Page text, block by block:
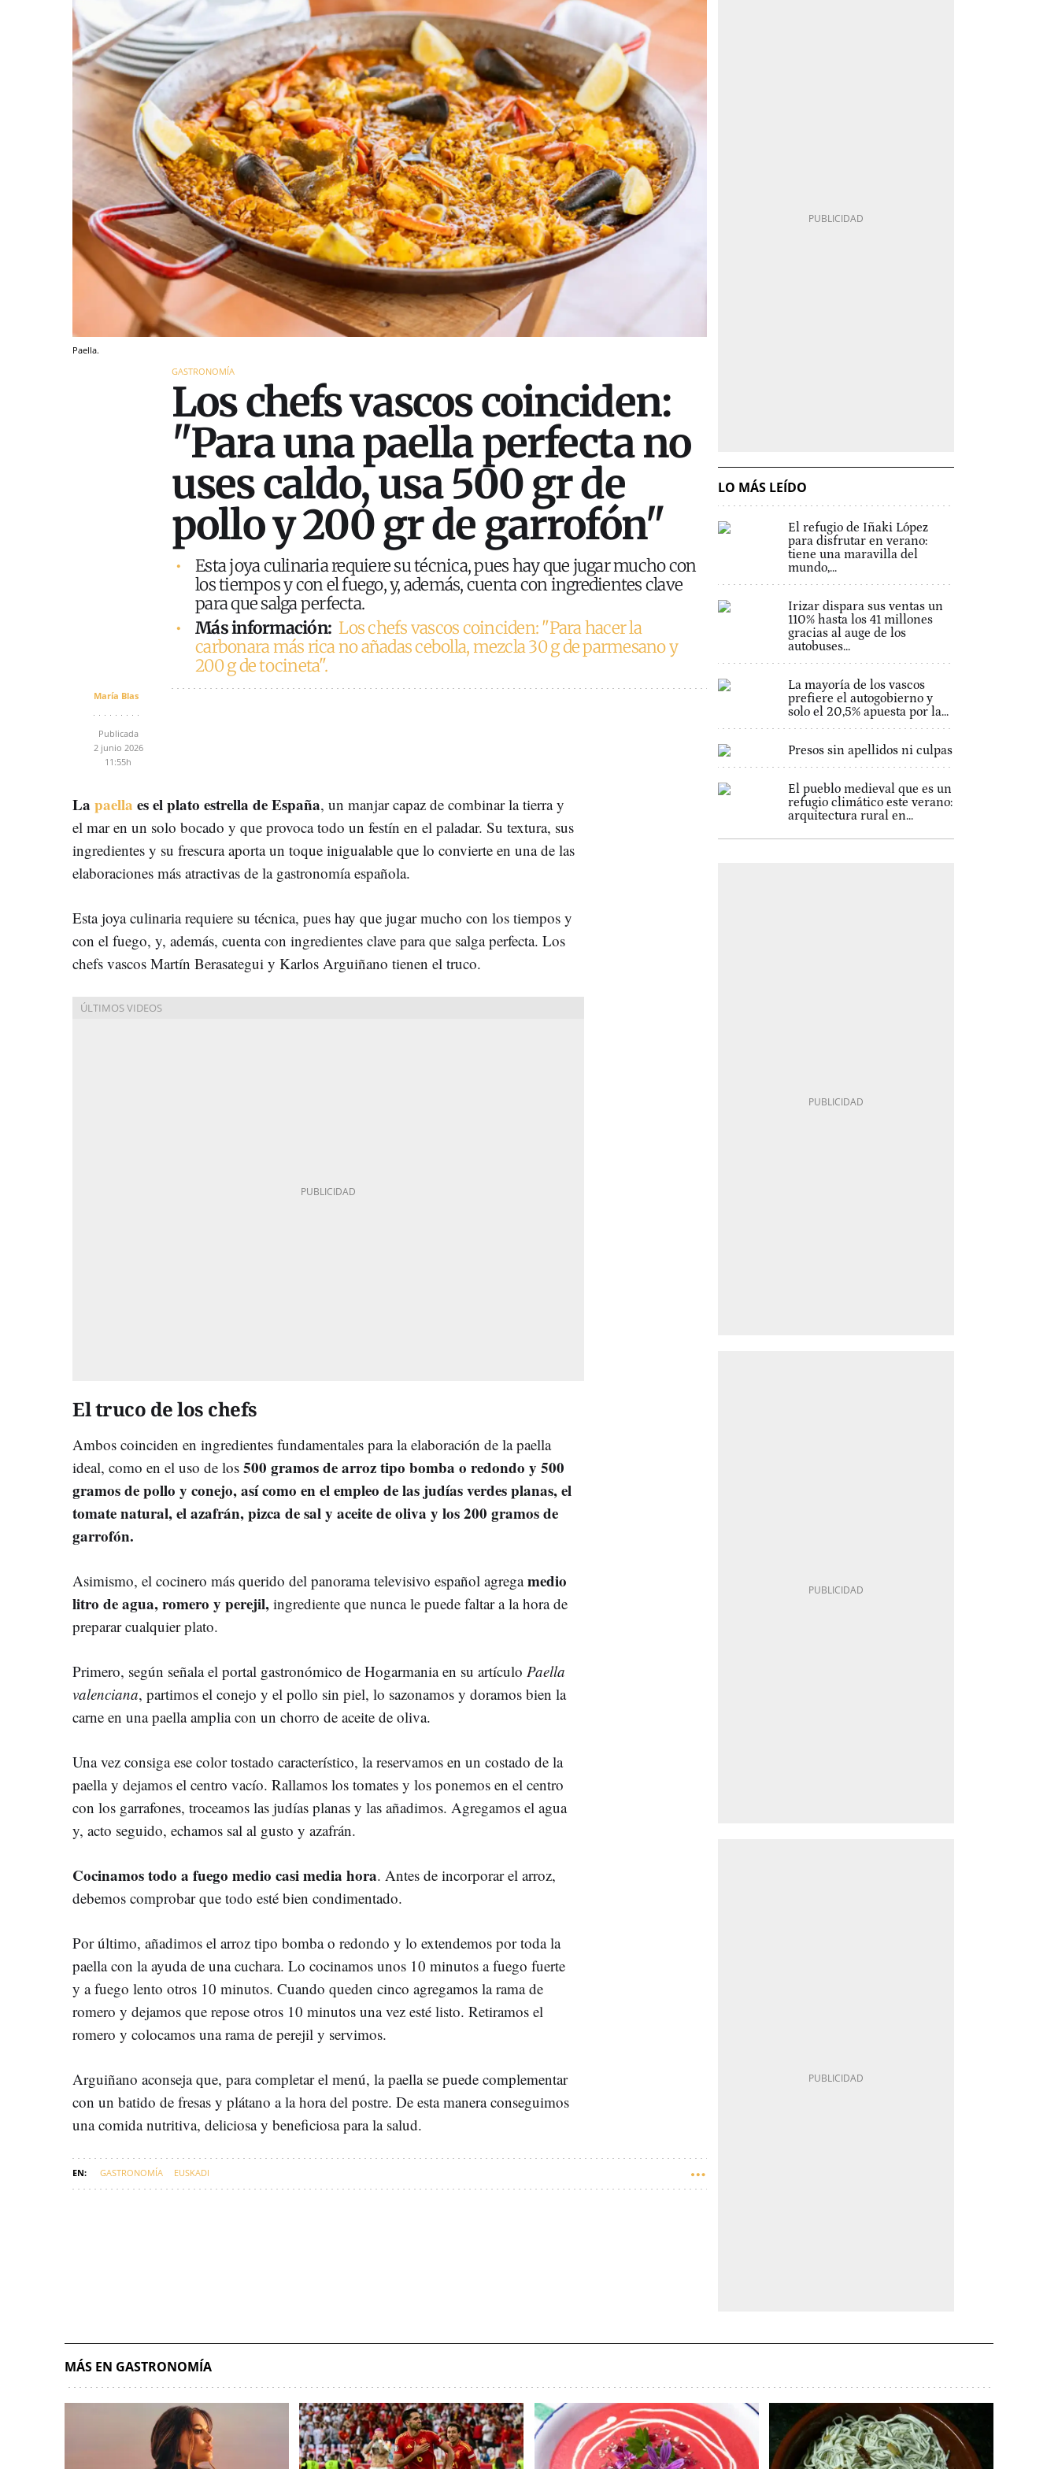
Paella.
GASTRONOMÍA
Los chefs vascos coinciden:
"Para una paella perfecta no
uses caldo, usa 500 gr de
pollo y 200 gr de garrofón"
Esta joya culinaria requiere su técnica, pues hay que jugar mucho con
los tiempos y con el fuego, y, además, cuenta con ingredientes clave
para que salga perfecta.
Más información: Los chefs vascos coinciden: "Para hacer la
carbonara más rica no añadas cebolla, mezcla 30 g de parmesano y
200 g de tocineta".
María Blas
Publicada
2 junio 2026
11:55h
La paella es el plato estrella de España, un manjar capaz de combinar la tierra y
el mar en un solo bocado y que provoca todo un festín en el paladar. Su textura, sus
ingredientes y su frescura aporta un toque inigualable que lo convierte en una de las
elaboraciones más atractivas de la gastronomía española.
Esta joya culinaria requiere su técnica, pues hay que jugar mucho con los tiempos y
con el fuego, y, además, cuenta con ingredientes clave para que salga perfecta. Los
chefs vascos Martín Berasategui y Karlos Arguiñano tienen el truco.
El truco de los chefs
Ambos coinciden en ingredientes fundamentales para la elaboración de la paella
ideal, como en el uso de los 500 gramos de arroz tipo bomba o redondo y 500
gramos de pollo y conejo, así como en el empleo de las judías verdes planas, el
tomate natural, el azafrán, pizca de sal y aceite de oliva y los 200 gramos de
garrofón.
Asimismo, el cocinero más querido del panorama televisivo español agregamedio
litro de agua, romero y perejil, ingrediente que nunca le puede faltar a la hora de
preparar cualquier plato.
Primero, según señala el portal gastronómico de Hogarmania en su artículo Paella
valenciana, partimos el conejo y el pollo sin piel, lo sazonamos y doramos bien la
carne en una paella amplia con un chorro de aceite de oliva.
Una vez consiga ese color tostado característico, la reservamos en un costado de la
paella y dejamos el centro vacío. Rallamos los tomates y los ponemos en el centro
con los garrafones, troceamos las judías planas y las añadimos. Agregamos el agua
y, acto seguido, echamos sal al gusto y azafrán.
Cocinamos todo a fuego medio casi media hora. Antes de incorporar el arroz,
debemos comprobar que todo esté bien condimentado.
Por último, añadimos el arroz tipo bomba o redondo y lo extendemos por toda la
paella con la ayuda de una cuchara. Lo cocinamos unos 10 minutos a fuego fuerte
y a fuego lento otros 10 minutos. Cuando queden cinco agregamos la rama de
romero y dejamos que repose otros 10 minutos una vez esté listo. Retiramos el
romero y colocamos una rama de perejil y servimos.
Arguiñano aconseja que, para completar el menú, la paella se puede complementar
con un batido de fresas y plátano a la hora del postre. De esta manera conseguimos
una comida nutritiva, deliciosa y beneficiosa para la salud.
GASTRONOMÍA EUSKADI
LO MÁS LEÍDO
El refugio de Iñaki López
para disfrutar en verano:
tiene una maravilla del
mundo,...
Irizar dispara sus ventas un
110% hasta los 41 millones
gracias al auge de los
autobuses...
La mayoría de los vascos
prefiere el autogobierno y
solo el 20,5% apuesta por la...
Presos sin apellidos ni culpas
El pueblo medieval que es un
refugio climático este verano:
arquitectura rural en...
MÁS EN GASTRONOMÍA